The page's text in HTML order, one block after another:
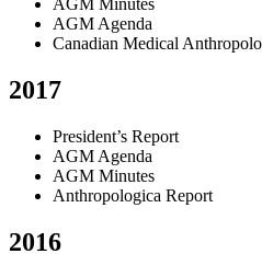
AGM Minutes
AGM Agenda
Canadian Medical
2017
President’s Report
AGM Agenda
AGM Minutes
Anthropologica Report
2016